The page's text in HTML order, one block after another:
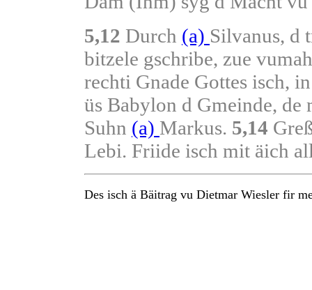
5,12 Durch (a) Silvanus, d
bitzele gschribe, zue
rechti Gnade Gottes isch,
üs Babylon d Gmeinde,
Suhn (a) Markus. 5,14
Lebi. Friide isch mit äich
Des isch ä Bäitrag vu Dietmar Wiesler fir